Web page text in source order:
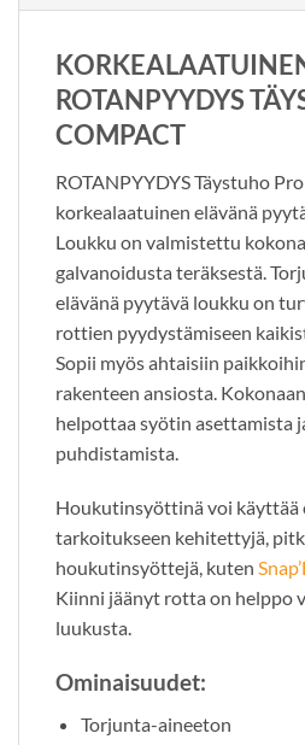
ROTANPYYDYS
COMPACT
ROTANPYYDYS Täystuho
korkealaatuinen elävänä
Loukku on valmistettu
galvanoidusta teräksestä.
elävänä pyytävä loukku on
rottien pyydystämiseen
Sopii myös ahtaisiin
rakenteen ansiosta.
helpottaa syötin asettamista
puhdistamista.
Houkutinsyöttinä voi käyttää
tarkoitukseen kehitettyjä,
houkutinsyöttejä, kuten
Kiinni jäänyt rotta on helppo
luukusta.
Ominaisuudet:
Torjunta-aineeton